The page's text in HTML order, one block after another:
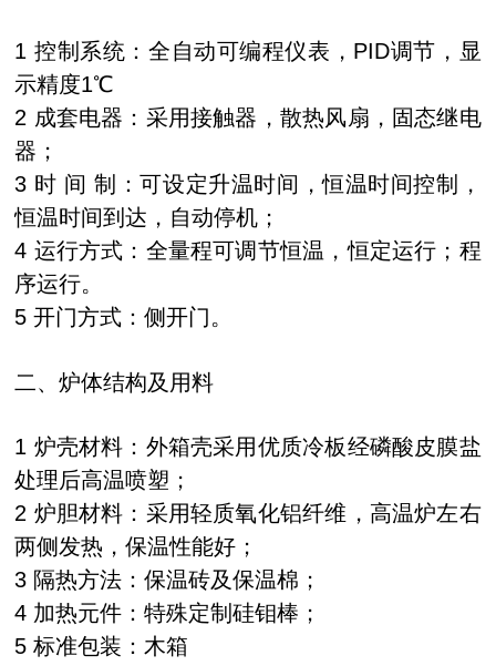
1 控制系统：全自动可编程仪表，PID调节，显
示精度1℃
2 成套电器：采用接触器，散热风扇，固态继电
器；
3 时 间 制：可设定升温时间，恒温时间控制，
恒温时间到达，自动停机；
4 运行方式：全量程可调节恒温，恒定运行；程
序运行。
5 开门方式：侧开门。
二、炉体结构及用料
1 炉壳材料：外箱壳采用优质冷板经磷酸皮膜盐
处理后高温喷塑；
2 炉胆材料：采用轻质氧化铝纤维，高温炉左右
两侧发热，保温性能好；
3 隔热方法：保温砖及保温棉；
4 加热元件：特殊定制硅钼棒；
5 标准包装：木箱